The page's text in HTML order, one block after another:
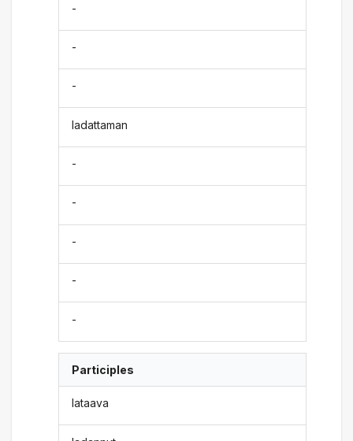
-
-
-
ladattaman
-
-
-
-
-
Participles
lataava